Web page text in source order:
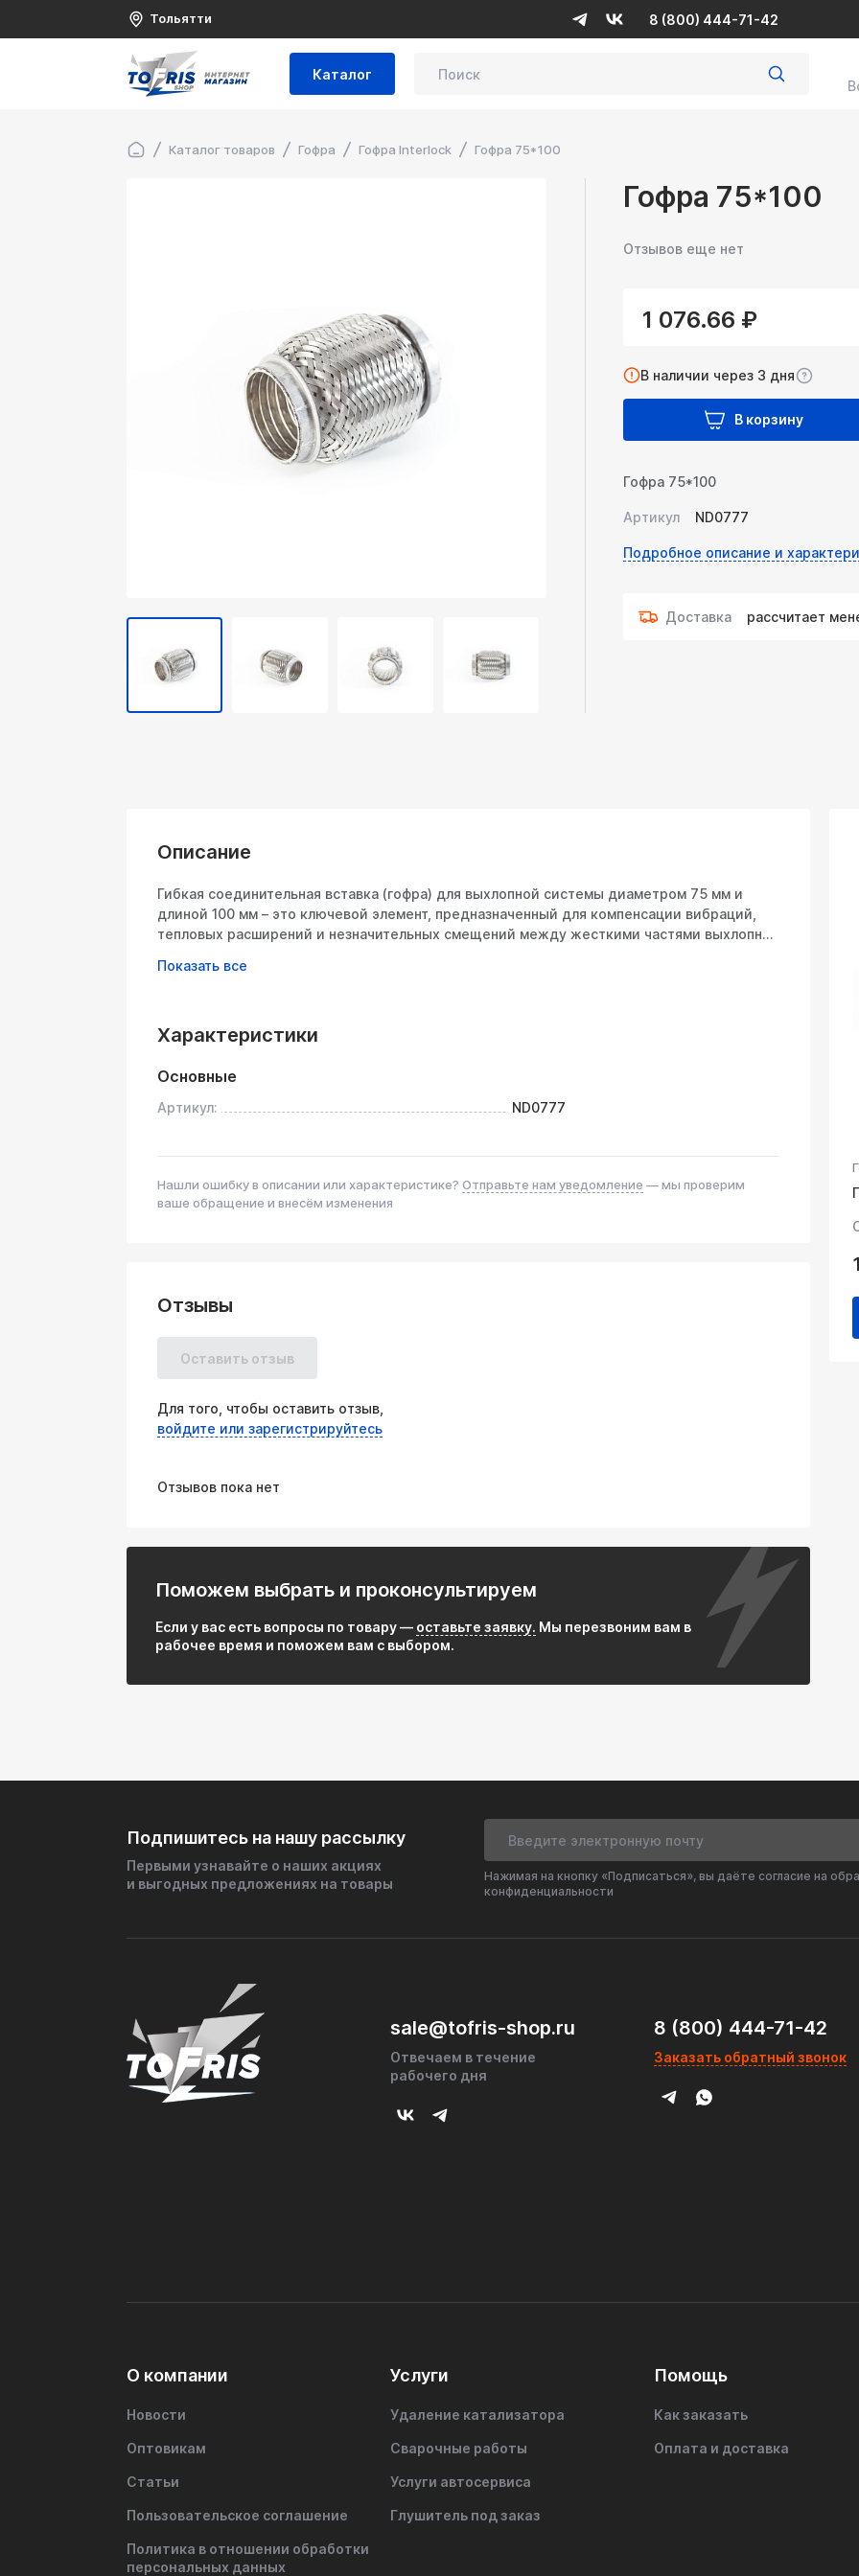
Тольятти 8 (800) 444-71-42
Каталог
Каталог товаров Гофра Гофра Interlock Гофра 75*100
Гофра 75*100
Отзывов еще нет
1 076.66 ₽
В наличии через 3 дня
В корзину
Гофра 75*100
Артикул ND0777
Подробное описание и
Доставка рассчитает
Описание
Гибкая соединительная вставка (гофра) для выхлопной системы диаметром 75 мм и
длиной 100 мм – это ключевой элемент, предназначенный для компенсации вибраций,
тепловых расширений и незначительных смещений между жесткими частями выхлопной
глушителем). Она гарантирует герметичность системы, снижает нагрузку на крепления и
соединения.
Технические характеристики:
Геометрические размеры:
Наружный диаметр: Приблизительно 85-90 мм (зависит от конструкции плетения и
Длина: 100 мм
Преимущества:
Надежная защита выхлопной системы: Предотвращает поломки труб, трещины
коллектора/катализатора и отрыв глушителя из-за вибраций и тепловых деформаций.
Термостойкость: Рассчитана на экстремально высокие температуры выхлопных газов
Повышение комфорта: Эффективно гасит вибрации и дребезг, передаваемые от
двигателя через выхлопную систему на кузов автомобиля.
условиях.
Универсальность монтажа: Стандартный диаметр 75 мм и длина 100 мм делают вставку
подходящей для широкого спектра легковых автомобилей и мотоциклов.
Отсутствие обслуживания: После правильной установки не требует дополнительного
внимания в течение всего срока службы.
Соотношение цена/качество: Предоставляет надежное решение для защиты более
Характеристики
Основные
Артикул: ND0777
Нашли ошибку в описании или характеристике? Отправьте нам уведомление — мы проверим
ваше обращение и внесём изменения
Отзывы
Оставить отзыв
Для того, чтобы оставить отзыв,
войдите или зарегистрируйтесь
Отзывов пока нет
Поможем выбрать и проконсультируем
Если у вас есть вопросы по товару — оставьте заявку. Мы перезвоним вам в
рабочее время и поможем вам с выбором.
Подпишитесь на нашу рассылку
Первыми узнавайте о наших акциях
и выгодных предложениях на товары
Нажимая на кнопку «Подписаться», вы даёте согласие на
конфиденциальности
sale@tofris-shop.ru
Отвечаем в течение
рабочего дня
8 (800) 444-71-42
Заказать обратный звонок
О компании
Новости
Оптовикам
Статьи
Пользовательское соглашение
Политика в отношении обработки
персональных данных
Услуги
Удаление катализатора
Сварочные работы
Услуги автосервиса
Глушитель под заказ
Помощь
Как заказать
Оплата и доставка